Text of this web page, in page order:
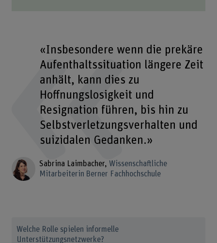
«Insbesondere wenn die prekäre
Aufenthaltssituation längere Zeit
anhält, kann dies zu
Hoffnungslosigkeit und
Resignation führen, bis hin zu
Selbstverletzungsverhalten und
suizidalen Gedanken.»
Sabrina Laimbacher
Wissenschaftliche
Mitarbeiterin Berner Fachhochschule
Welche Rolle spielen informelle
Unterstützungsnetzwerke?